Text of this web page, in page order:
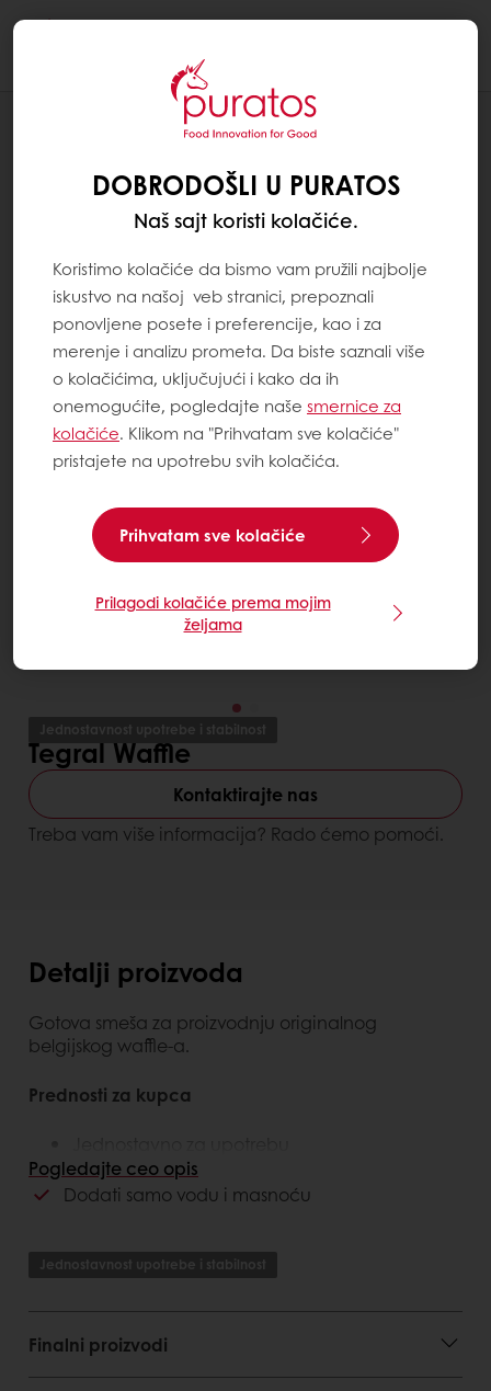
Jednostavnost upotrebe i stabilnost
Tegral Waffle
Kontaktirajte nas
Treba vam više informacija? Rado ćemo pomoći.
Detalji proizvoda
Gotova smeša za proizvodnju originalnog
belgijskog waffle-a.
Prednosti za kupca
Doziranje 100%
Konstantan kvalitet
Pogledajte ceo opis
Dodati samo vodu i masnoću
Jednostavnost upotrebe i stabilnost
Finalni proizvodi
DOBRODOŠLI U PURATOS
Naš sajt koristi kolačiće.
Koristimo kolačiće da bismo vam pružili najbolje
iskustvo na našoj veb stranici, prepoznali
ponovljene posete i preferencije, kao i za
merenje i analizu prometa. Da biste saznali više
o kolačićima, uključujući i kako da ih
onemogućite, pogledajte naše smernice za
kolačiće. Klikom na "Prihvatam sve kolačiće"
pristajete na upotrebu svih kolačića.
Prihvatam sve kolačiće
Prilagodi kolačiće prema mojim
željama